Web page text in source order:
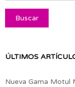
ÚLTIMOS
Nueva Gama Motul